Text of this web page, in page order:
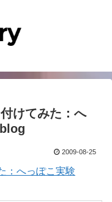
けてみた：へ
2009-08-25
：へっぽこ実験